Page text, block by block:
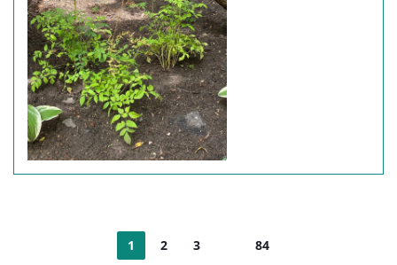
1 2 3 84